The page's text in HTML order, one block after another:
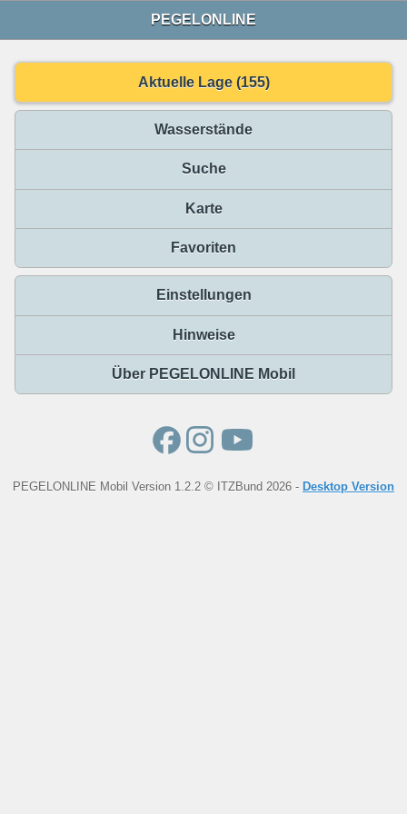
PEGELONLINE
Aktuelle Lage (155)
Wasserstände
Suche
Karte
Favoriten
Einstellungen
Hinweise
Über PEGELONLINE Mobil
PEGELONLINE Mobil Version 1.2.2 © ITZBund 2026 - Desktop Version